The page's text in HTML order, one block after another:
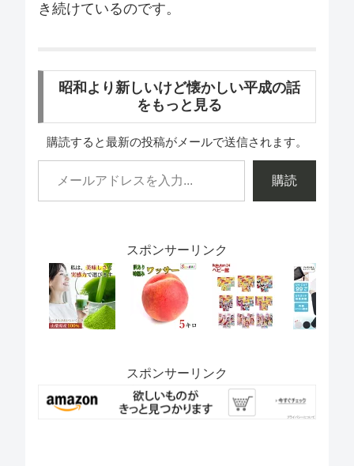
き続けているのです。
昭和より新しいけど懐かしい平成の話
をもっと見る
購読すると最新の投稿がメールで送信されます。
購読
スポンサーリンク
スポンサーリンク